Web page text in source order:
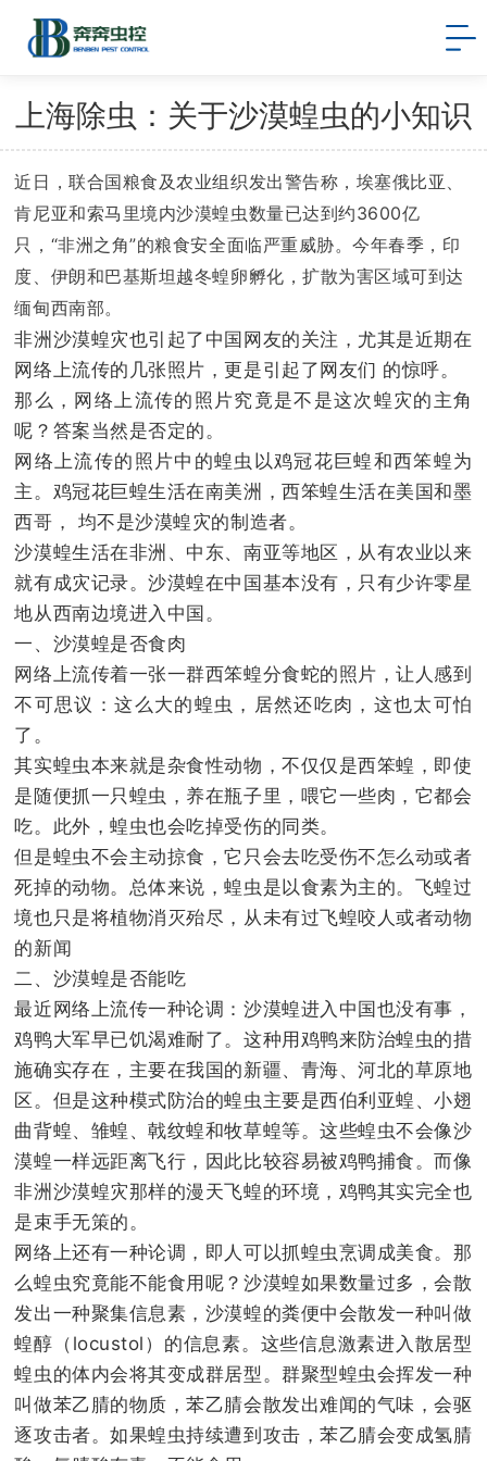
上海除虫：关于沙漠蝗虫的小知识
近日，联合国粮食及农业组织发出警告称，埃塞俄比亚、
肯尼亚和索马里境内沙漠蝗虫数量已达到约3600亿
只，“非洲之角”的粮食安全面临严重威胁。今年春季，印
度、伊朗和巴基斯坦越冬蝗卵孵化，扩散为害区域可到达
缅甸西南部。
非洲沙漠蝗灾也引起了中国网友的关注，尤其是近期在
网络上流传的几张照片，更是引起了网友们 的惊呼。
那么，网络上流传的照片究竟是不是这次蝗灾的主角
呢？ 答案当然是否定的。
网络上流传的照片中的蝗虫以鸡冠花巨蝗和西笨蝗为
主。鸡冠花巨蝗生活在南美洲，西笨蝗生活在美国和墨
西哥， 均不是沙漠蝗灾的制造者。
沙漠蝗生活在非洲、中东、南亚等地区，从有农业以来
就有成灾记录。沙漠蝗在中国基本没有，只有少许零星
地从西南边境进入中国。
一、沙漠蝗是否食肉
网络上流传着一张一群西笨蝗分食蛇的照片，让人感到
不可思议：这么大的蝗虫，居然还吃肉，这也太可怕
了。
其实蝗虫本来就是杂食性动物，不仅仅是西笨蝗，即使
是随便抓一只蝗虫，养在瓶子里，喂它一些肉，它都会
吃。此外，蝗虫也会吃掉受伤的同类。
但是蝗虫不会主动掠食，它只会去吃受伤不怎么动或者
死掉的动物。总体来说，蝗虫是以食素为主的。飞蝗过
境也只是将植物消灭殆尽，从未有过飞蝗咬人或者动物
的新闻
二、沙漠蝗是否能吃
最近网络上流传一种论调：沙漠蝗进入中国也没有事，
鸡鸭大军早已饥渴难耐了。 这种用鸡鸭来防治蝗虫的措
施确实存在，主要在我国的新疆、青海、河北的草原地
区。但是这种模式防治的蝗虫主要是西伯利亚蝗、小翅
曲背蝗、雏蝗、戟纹蝗和牧草蝗等。这些蝗虫不会像沙
漠蝗一样远距离飞行，因此比较容易被鸡鸭捕食。而像
非洲沙漠蝗灾那样的漫天飞蝗的环境，鸡鸭其实完全也
是束手无策的。
网络上还有一种论调，即人可以抓蝗虫烹调成美食。那
么蝗虫究竟能不能食用呢？沙漠蝗如果数量过多，会散
发出一种聚集信息素，沙漠蝗的粪便中会散发一种叫做
蝗醇（locustol）的信息素。这些信息激素进入散居型
蝗虫的体内会将其变成群居型。群聚型蝗虫会挥发一种
叫做苯乙腈的物质，苯乙腈会散发出难闻的气味，会驱
逐攻击者。如果蝗虫持续遭到攻击，苯乙腈会变成氢腈